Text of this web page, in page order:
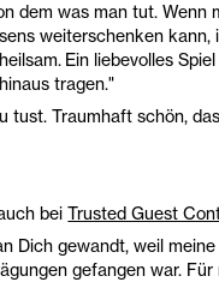
dem was man tut. Wenn
weiterschenken kann,
Ein liebevolles
tragen."
tust. Traumhaft schön,
beiTrusted Guest
Dich gewandt, weil
gefangen war.